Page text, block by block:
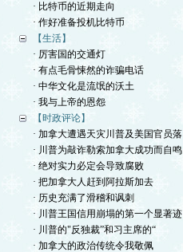
· 比特币的近期走向
· 作好准备投机比特币
【生活】
· 厉害国的交通灯
· 有点毛骨悚然的诈骗电话
· 中华文化是流氓的沃土
· 我与上帝的恩怨
【时政评论】
· 加拿大遭遇天灾川普及美国官员落
· 川普为敲诈勒索加拿大成功而自鸣
· 绝对实力必定会导致腐败
· 把加拿大人赶到阿拉斯加去
· 历史充满了滑稽和讽刺
· 川普王国信用崩塌的第一个显著迹
· 川普的"反独裁”和习主席的“
· 加拿大的政治传统令我敬佩